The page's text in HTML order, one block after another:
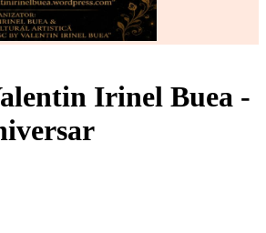
Irinel Buea -